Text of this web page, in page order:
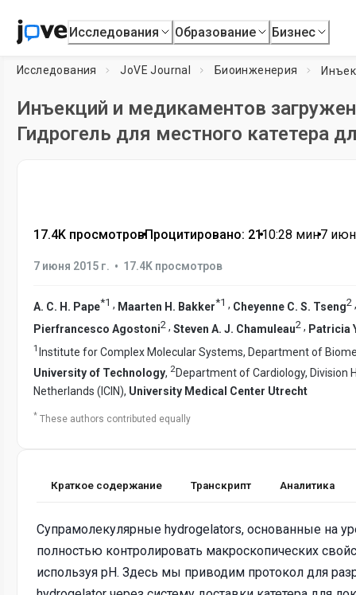
Исследования Образование Бизнес
Исследования JoVE Journal Биоинженерия
Инъекций и медикаментов
Гидрогель для местного катетера
17.4K просмотров•Процитировано: 21•10:28 мин•7
7 июня 2015 г. • 17.4K просмотров
A. C. H. Pape*1 , Maarten H. Bakker*1 , Cheyenne C. S. Tseng2
Pierfrancesco Agostoni2 , Steven A. J. Chamuleau2 , Patricia
1 Institute for Complex Molecular Systems, Department of
University of Technology, 2Department of Cardiology, Division
Netherlands (ICIN), University Medical Center Utrecht
* These authors contributed equally
Краткое содержание Транскрипт Аналитика
Супрамолекулярные hydrogelators, основанные на
полностью контролировать макроскопических
используя рН. Здесь мы приводим протокол для